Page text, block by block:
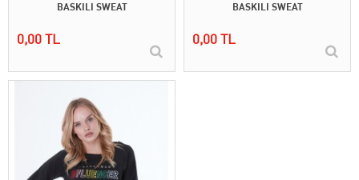
BASKILI SWEAT
0,00 TL
BASKILI SWEAT
0,00 TL